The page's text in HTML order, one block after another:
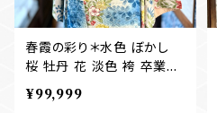
春霞の彩り＊水色 ぼかし
桜 牡丹 花 淡色 袴 卒業式
アンティーク小紋着物 B66
8
¥99,999